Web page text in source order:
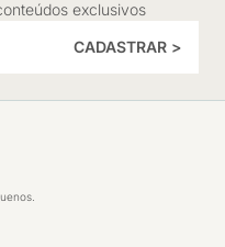
exclusivos
CADASTRAR >